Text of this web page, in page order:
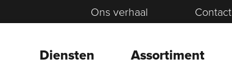
Ons verhaal Contact
Diensten Assortiment